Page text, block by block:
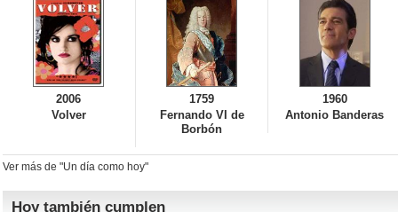
2006
Volver
1759
Fernando VI de
Borbón
1960
Antonio Banderas
Ver más de "Un día como hoy"
Hoy también cumplen